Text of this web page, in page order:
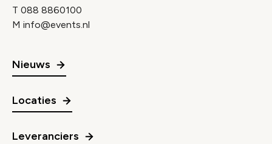
T 088 8860100
M info@events.nl
Nieuws
Locaties
Leveranciers